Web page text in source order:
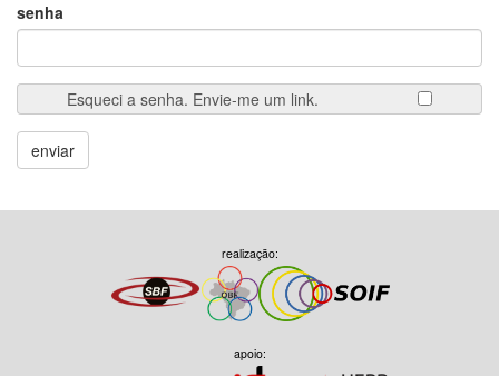
senha
Esqueci a senha. Envie-me um link.
enviar
realização:
apoio: